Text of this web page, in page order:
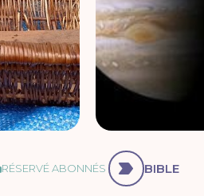
RÉSERVÉ ABONNÉS BIBLE